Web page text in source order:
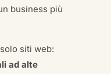
business più
siti web:
ad alte